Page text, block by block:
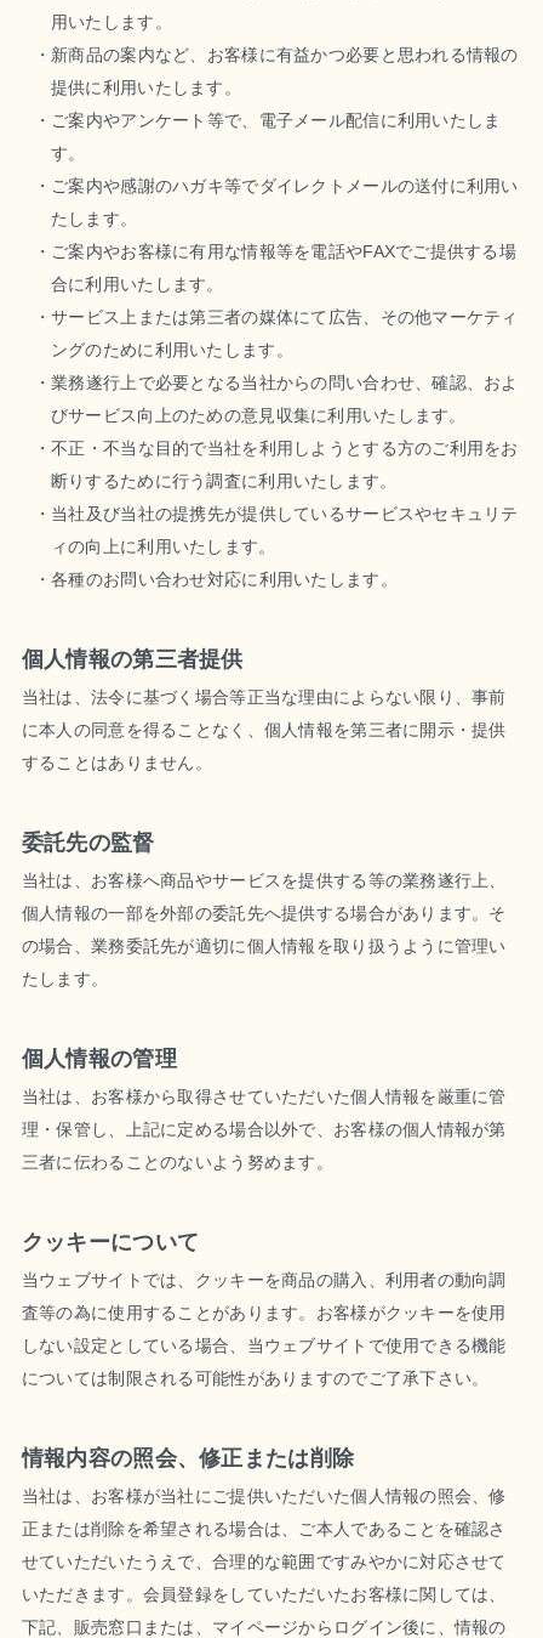
用いたします。
新商品の案内など、お客様に有益かつ必要と思われる情報の
提供に利用いたします。
ご案内やアンケート等で、電子メール配信に利用いたしま
す。
ご案内や感謝のハガキ等でダイレクトメールの送付に利用い
たします。
ご案内やお客様に有用な情報等を電話やFAXでご提供する場
合に利用いたします。
サービス上または第三者の媒体にて広告、その他マーケティ
ングのために利用いたします。
業務遂行上で必要となる当社からの問い合わせ、確認、およ
びサービス向上のための意見収集に利用いたします。
不正・不当な目的で当社を利用しようとする方のご利用をお
断りするために行う調査に利用いたします。
当社及び当社の提携先が提供しているサービスやセキュリテ
ィの向上に利用いたします。
各種のお問い合わせ対応に利用いたします。
個人情報の第三者提供
当社は、法令に基づく場合等正当な理由によらない限り、事前
に本人の同意を得ることなく、個人情報を第三者に開示・提供
することはありません。
委託先の監督
当社は、お客様へ商品やサービスを提供する等の業務遂行上、
個人情報の一部を外部の委託先へ提供する場合があります。そ
の場合、業務委託先が適切に個人情報を取り扱うように管理い
たします。
個人情報の管理
当社は、お客様から取得させていただいた個人情報を厳重に管
理・保管し、上記に定める場合以外で、お客様の個人情報が第
三者に伝わることのないよう努めます。
クッキーについて
当ウェブサイトでは、クッキーを商品の購入、利用者の動向調
査等の為に使用することがあります。お客様がクッキーを使用
しない設定としている場合、当ウェブサイトで使用できる機能
については制限される可能性がありますのでご了承下さい。
情報内容の照会、修正または削除
当社は、お客様が当社にご提供いただいた個人情報の照会、修
正または削除を希望される場合は、ご本人であることを確認さ
せていただいたうえで、合理的な範囲ですみやかに対応させて
いただきます。会員登録をしていただいたお客様に関しては、
下記、販売窓口または、マイページからログイン後に、情報の